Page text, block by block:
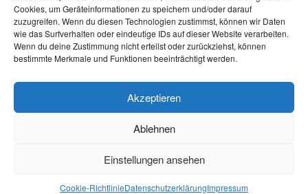
Cookies, um Geräteinformationen zu speichern und/oder darauf
zuzugreifen. Wenn du diesen Technologien zustimmst, können wir Daten
wie das Surfverhalten oder eindeutige IDs auf dieser Website verarbeiten.
Wenn du deine Zustimmung nicht erteilst oder zurückziehst, können
bestimmte Merkmale und Funktionen beeinträchtigt werden.
Akzeptieren
Ablehnen
Einstellungen ansehen
Cookie-RichtlinieDatenschutzerklärungImpressum